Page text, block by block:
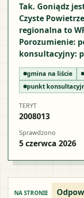
Tak. Goniądz
Czyste
regionalna to
Porozumienie:
konsultacyjny:
gmina na liście
punkt
TERYT
2008013
Sprawdzono
5 czerwca 2026
NA STRONIE